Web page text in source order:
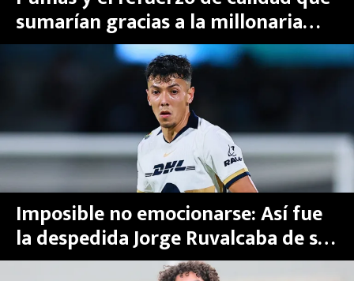
sumarían gracias a la millonaria
ayuda de José Caicedo, y Ruvalcaba
Imposible no emocionarse: Así fue
la despedida Jorge Ruvalcaba de sus
compañeros de Pumas